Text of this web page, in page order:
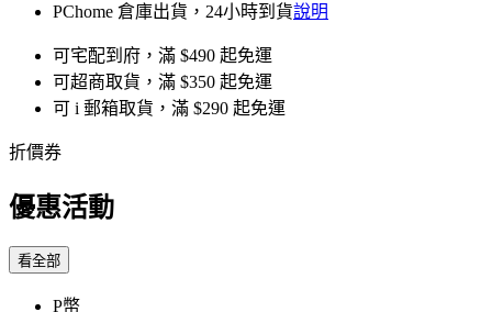
PChome 倉庫出貨，24小時到貨說明
可宅配到府，滿 $490 起免運
可超商取貨，滿 $350 起免運
可 i 郵箱取貨，滿 $290 起免運
折價券
優惠活動
看全部
P幣